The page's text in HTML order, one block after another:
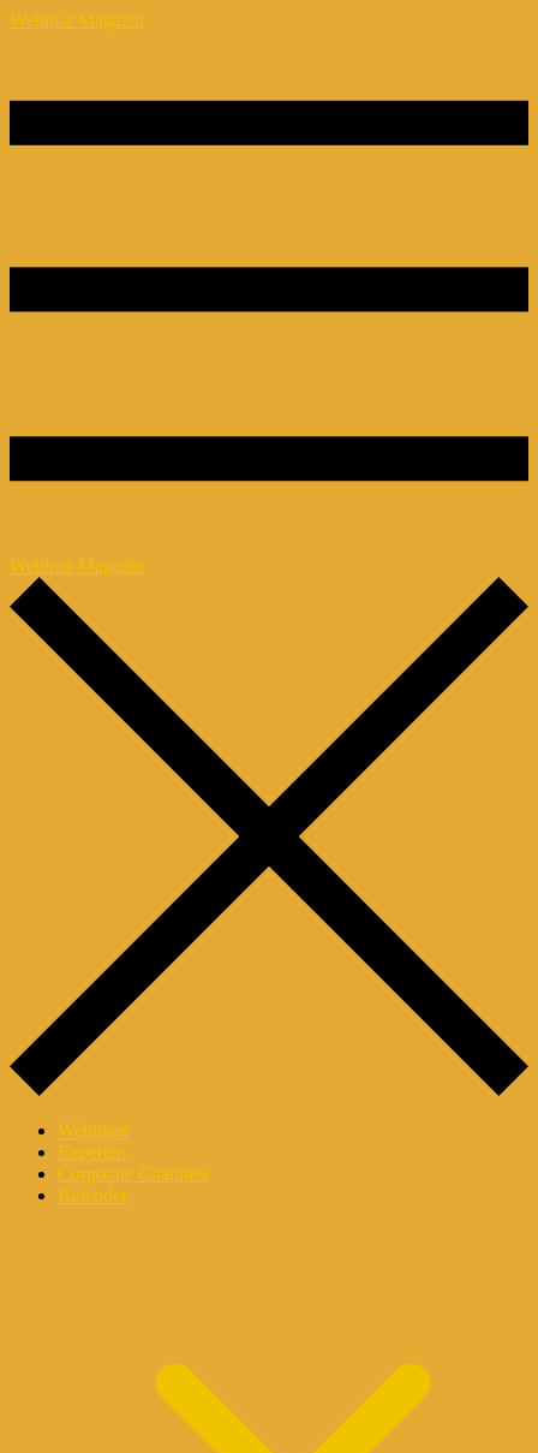
Webinar Magazin
Webinar Magazin
Webinare
Experten
Corporate Channels
Kalender